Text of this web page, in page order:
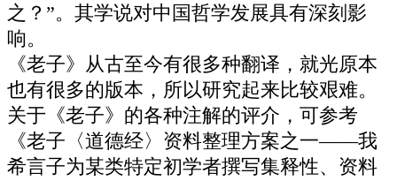
之？”。其学说对中国哲学发展具有深刻影
响。
《老子》从古至今有很多种翻译，就光原本
也有很多的版本，所以研究起来比较艰难。
关于《老子》的各种注解的评介，可参考
《老子〈道德经〉资料整理方案之一——我
希言子为某类特定初学者撰写集释性、资料